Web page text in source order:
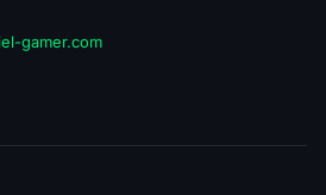
gamer.com